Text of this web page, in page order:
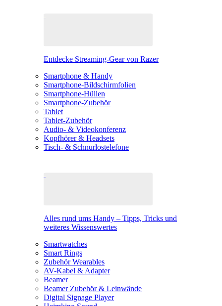
Entdecke Streaming-Gear von Razer
Smartphone & Handy
Smartphone-Bildschirmfolien
Smartphone-Hüllen
Smartphone-Zubehör
Tablet
Tablet-Zubehör
Audio- & Videokonferenz
Kopfhörer & Headsets
Tisch- & Schnurlostelefone
Alles rund ums Handy – Tipps, Tricks und
weiteres Wissenswertes
Smartwatches
Smart Rings
Zubehör Wearables
AV-Kabel & Adapter
Beamer
Beamer Zubehör & Leinwände
Digital Signage Player